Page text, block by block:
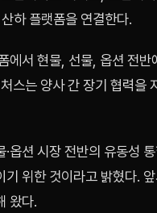
하 플랫폼을 연결한다.
에서 현물, 선물, 옵션 전
스는 양사 간 장기 협력을
·옵션 시장 전반의 유동성
위한 것이라고 밝혔다.
왔다.